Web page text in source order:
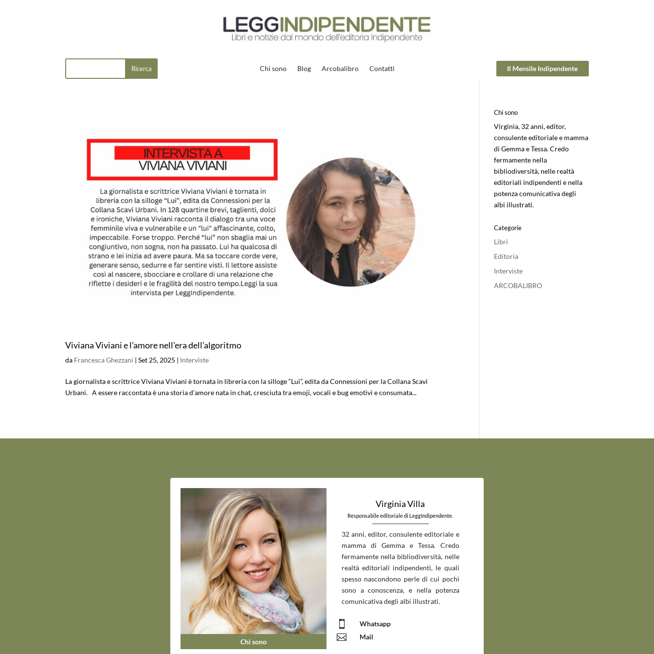
Chi sono Blog Arcobalibro Contatti Il Mensile Indipendente
Viviana Viviani e l’amore nell’era dell’algoritmo
da Francesca Ghezzani |Set 25, 2025 | Interviste
La giornalista e scrittrice Viviana Viviani è tornata in libreria con la silloge “Lui”, edita da Connessioni per la Collana Scavi
Urbani. A essere raccontata è una storia d’amore nata in chat, cresciuta tra emoji, vocali e bug emotivi e consumata...
Chi sono
Virginia, 32 anni, editor,
consulente editoriale e mamma
di Gemma e Tessa. Credo
fermamente nella
bibliodiversità, nelle realtà
editoriali indipendenti e nella
potenza comunicativa degli
albi illustrati.
Categorie
Libri
Editoria
Interviste
ARCOBALIBRO
Chi sono
Virginia Villa
Responsabile editoriale di LeggIndipendente.
32 anni, editor, consulente editoriale e
mamma di Gemma e Tessa. Credo
fermamente nella bibliodiversità, nelle
realtà editoriali indipendenti, le quali
spesso nascondono perle di cui pochi
sono a conoscenza, e nella potenza
comunicativa degli albi illustrati.
 Whatsapp
 Mail